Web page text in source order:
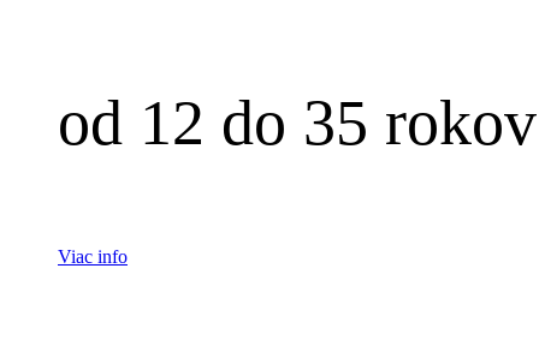
od 12 do 35 rokov
Viac info